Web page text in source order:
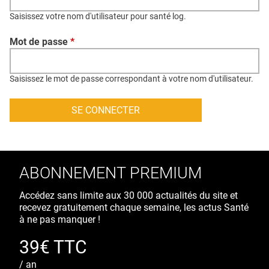
CONTACT
CRÉDITS
Saisissez votre nom d'utilisateur pour santé log.
Mot de passe *
Saisissez le mot de passe correspondant à votre nom d'utilisateur.
ABONNEMENT PREMIUM
Accédez sans limite aux 30 000 actualités du site et
recevez gratuitement chaque semaine, les actus Santé
à ne pas manquer !
39€ TTC
/ an